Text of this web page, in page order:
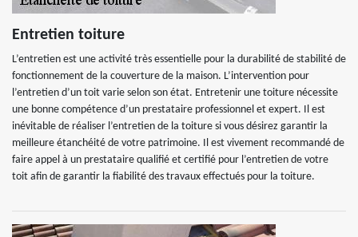
Entretien toiture
L’entretien est une activité très essentielle pour la durabilité de stabilité de
fonctionnement de la couverture de la maison. L’intervention pour
l’entretien d’un toit varie selon son état. Entretenir une toiture nécessite
une bonne compétence d’un prestataire professionnel et expert. Il est
inévitable de réaliser l’entretien de la toiture si vous désirez garantir la
meilleure étanchéité de votre patrimoine. Il est vivement recommandé de
faire appel à un prestataire qualifié et certifié pour l’entretien de votre
toit afin de garantir la fiabilité des travaux effectués pour la toiture.